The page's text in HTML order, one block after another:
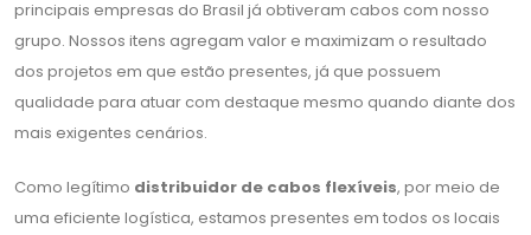
principais empresas do Brasil já obtiveram cabos com nosso
grupo. Nossos itens agregam valor e maximizam o resultado
dos projetos em que estão presentes, já que possuem
qualidade para atuar com destaque mesmo quando diante dos
mais exigentes cenários.
Como legítimo distribuidor de cabos flexíveis, por meio de
uma eficiente logística, estamos presentes em todos os locais